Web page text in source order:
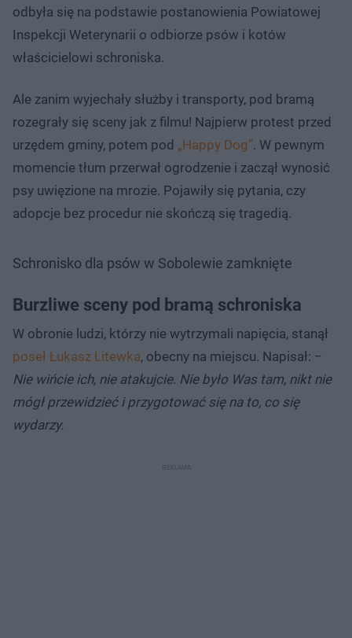
odbyła się na podstawie postanowienia Powiatowej
Inspekcji Weterynarii o odbiorze psów i kotów
właścicielowi schroniska.
Ale zanim wyjechały służby i transporty, pod bramą
rozegrały się sceny jak z filmu! Najpierw protest przed
urzędem gminy, potem pod „Happy Dog”. W pewnym
momencie tłum przerwał ogrodzenie i zaczął wynosić
psy uwięzione na mrozie. Pojawiły się pytania, czy
adopcje bez procedur nie skończą się tragedią.
Schronisko dla psów w Sobolewie zamknięte
Burzliwe sceny pod bramą schroniska
W obronie ludzi, którzy nie wytrzymali napięcia, stanął
poseł Łukasz Litewka, obecny na miejscu. Napisał: −
Nie wińcie ich, nie atakujcie. Nie było Was tam, nikt nie
mógł przewidzieć i przygotować się na to, co się
wydarzy.